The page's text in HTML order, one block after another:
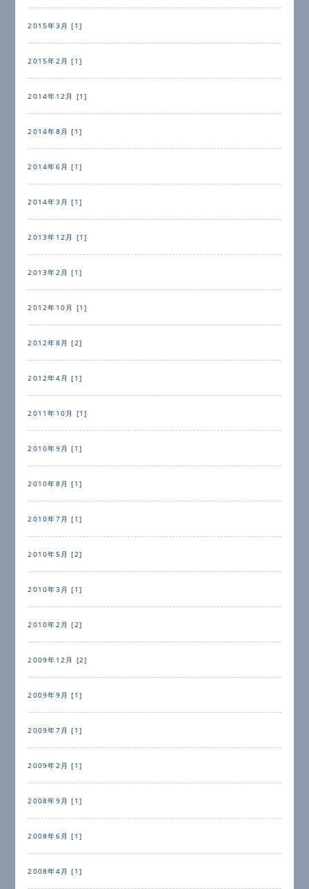
2015年3月 [1]
2015年2月 [1]
2014年12月 [1]
2014年8月 [1]
2014年6月 [1]
2014年3月 [1]
2013年12月 [1]
2013年2月 [1]
2012年10月 [1]
2012年8月 [2]
2012年4月 [1]
2011年10月 [1]
2010年9月 [1]
2010年8月 [1]
2010年7月 [1]
2010年5月 [2]
2010年3月 [1]
2010年2月 [2]
2009年12月 [2]
2009年9月 [1]
2009年7月 [1]
2009年2月 [1]
2008年9月 [1]
2008年6月 [1]
2008年4月 [1]